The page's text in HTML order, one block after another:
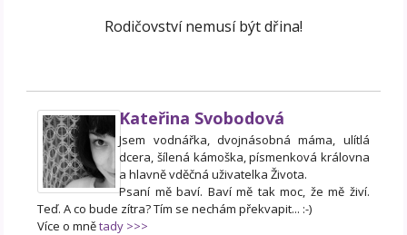
Rodičovství nemusí být dřina!
Kateřina Svobodová
Jsem vodnářka, dvojnásobná máma, ulítlá
dcera, šílená kámoška, písmenková královna
a hlavně vděčná uživatelka Života.
Psaní mě baví. Baví mě tak moc, že mě živí.
Teď. A co bude zítra? Tím se nechám překvapit... :-)
Více o mnětady >>>